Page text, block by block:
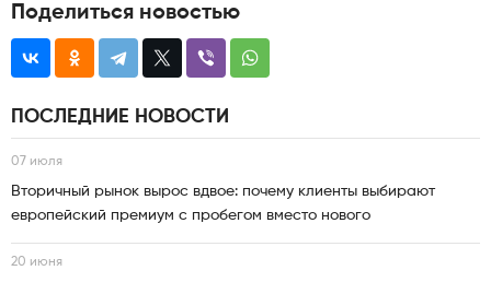
Поделиться новостью
ПОСЛЕДНИЕ НОВОСТИ
07 июля
Вторичный рынок вырос вдвое: почему клиенты выбирают
европейский премиум с пробегом вместо нового
20 июня